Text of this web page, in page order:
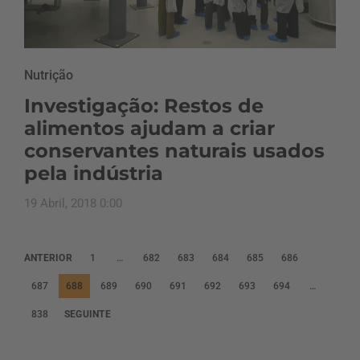
Nutrição
Investigação: Restos de
alimentos ajudam a criar
conservantes naturais usados
pela indústria
19 Abril, 2018 0:00
P
a
g
ANTERIOR 1 … 682 683 684 685 686
687 688 689 690 691 692 693 694 …
838 SEGUINTE